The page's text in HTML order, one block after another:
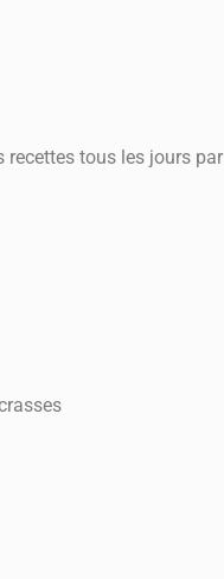
recettes tous les jours par